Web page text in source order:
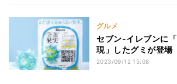
グルメ
セブン-イレブンに
現」したグミが登場
2023/09/12 15:08